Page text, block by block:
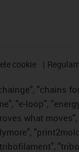
cookie
"chains
"e-loop",
what